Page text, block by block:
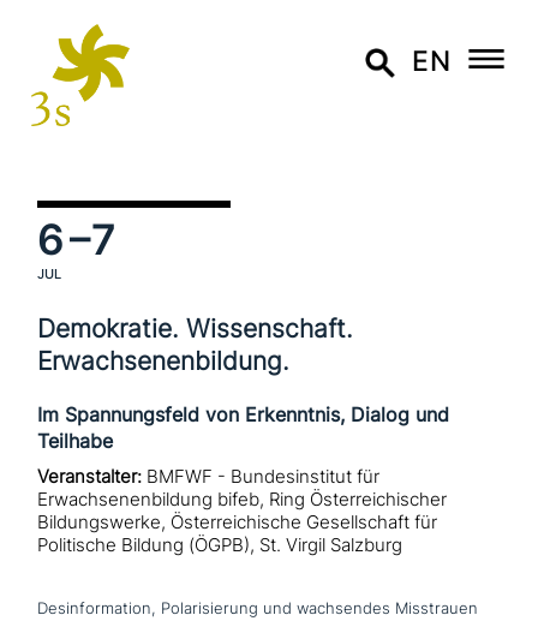
EN
6–7
JUL
Demokratie. Wissenschaft.
Erwachsenenbildung.
Im Spannungsfeld von Erkenntnis, Dialog und
Teilhabe
Veranstalter: BMFWF - Bundesinstitut für
Erwachsenenbildung bifeb, Ring Österreichischer
Bildungswerke, Österreichische Gesellschaft für
Politische Bildung (ÖGPB), St. Virgil Salzburg
Desinformation, Polarisierung und wach­sen­des Misstrauen